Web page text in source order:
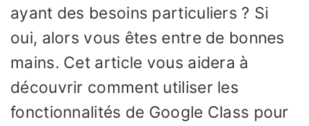
ayant des besoins particuliers ? Si
oui, alors vous êtes entre de bonnes
mains. Cet article vous aidera à
découvrir comment utiliser les
fonctionnalités de Google Class pour